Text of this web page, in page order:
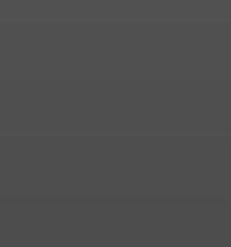
помощь девушке,